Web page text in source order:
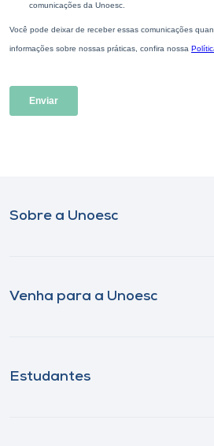
Sobre a Unoesc
Venha para a Unoesc
Estudantes